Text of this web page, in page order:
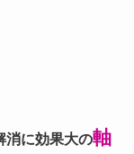
消に効果大の軸